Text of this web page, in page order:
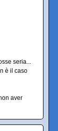
seria...
è il caso
aver